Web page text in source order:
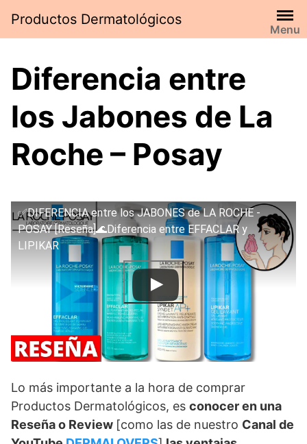
contenido
Productos Dermatológicos
Menu
Diferencia entre
los Jabones de La
Roche – Posay
✅DIFERENCIA entre los JABONES de LA ROCHE -
POSAY [Reseña]🌊Diferencia entre EFFACLAR y
LIPIKAR
Lo más importante a la hora de comprar
Productos Dermatológicos, es conocer en una
Reseña o Review [como las de nuestro Canal de